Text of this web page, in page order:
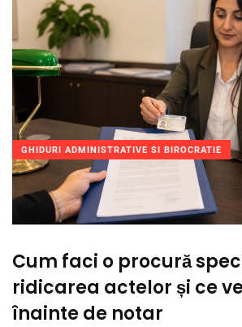
GHIDURI ADMINISTRATIVE SI BIROCRATIE
Cum faci o procură
ridicarea actelor și ce
înainte de notar